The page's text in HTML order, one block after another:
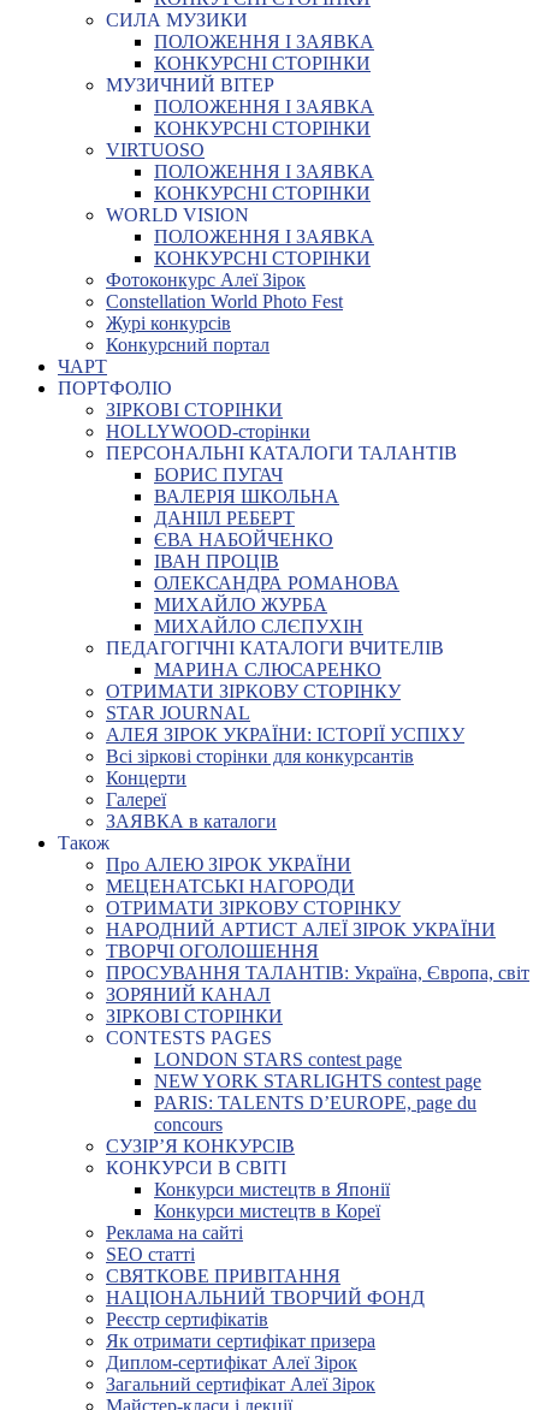
СИЛА МУЗИКИ
ПОЛОЖЕННЯ І ЗАЯВКА
КОНКУРСНІ СТОРІНКИ
МУЗИЧНИЙ ВІТЕР
ПОЛОЖЕННЯ І ЗАЯВКА
КОНКУРСНІ СТОРІНКИ
VIRTUOSO
ПОЛОЖЕННЯ І ЗАЯВКА
КОНКУРСНІ СТОРІНКИ
WORLD VISION
ПОЛОЖЕННЯ І ЗАЯВКА
КОНКУРСНІ СТОРІНКИ
Фотоконкурс Алеї Зірок
Constellation World Photo Fest
Журі конкурсів
Конкурсний портал
ЧАРТ
ПОРТФОЛІО
ЗІРКОВІ СТОРІНКИ
HOLLYWOOD-сторінки
ПЕРСОНАЛЬНІ КАТАЛОГИ ТАЛАНТІВ
БОРИС ПУГАЧ
ВАЛЕРІЯ ШКОЛЬНА
ДАНІІЛ РЕБЕРТ
ЄВА НАБОЙЧЕНКО
ІВАН ПРОЦІВ
ОЛЕКСАНДРА РОМАНОВА
МИХАЙЛО ЖУРБА
МИХАЙЛО СЛЄПУХІН
ПЕДАГОГІЧНІ КАТАЛОГИ ВЧИТЕЛІВ
МАРИНА СЛЮСАРЕНКО
ОТРИМАТИ ЗІРКОВУ СТОРІНКУ
STAR JOURNAL
АЛЕЯ ЗІРОК УКРАЇНИ: ІСТОРІЇ УСПІХУ
Всі зіркові сторінки для конкурсантів
Концерти
Галереї
ЗАЯВКА в каталоги
Також
Про АЛЕЮ ЗІРОК УКРАЇНИ
МЕЦЕНАТСЬКІ НАГОРОДИ
ОТРИМАТИ ЗІРКОВУ СТОРІНКУ
НАРОДНИЙ АРТИСТ АЛЕЇ ЗІРОК УКРАЇНИ
ТВОРЧІ ОГОЛОШЕННЯ
ПРОСУВАННЯ ТАЛАНТІВ: Україна, Європа, світ
ЗОРЯНИЙ КАНАЛ
ЗІРКОВІ СТОРІНКИ
CONTESTS PAGES
LONDON STARS contest page
NEW YORK STARLIGHTS contest page
PARIS: TALENTS D’EUROPE, page du
concours
СУЗІР’Я КОНКУРСІВ
КОНКУРСИ В СВІТІ
Конкурси мистецтв в Японії
Конкурси мистецтв в Кореї
Реклама на сайті
SEO статті
СВЯТКОВЕ ПРИВІТАННЯ
НАЦІОНАЛЬНИЙ ТВОРЧИЙ ФОНД
Реєстр сертифікатів
Як отримати сертифікат призера
Диплом-сертифікат Алеї Зірок
Загальний сертифікат Алеї Зірок
Майстер-класи і лекції